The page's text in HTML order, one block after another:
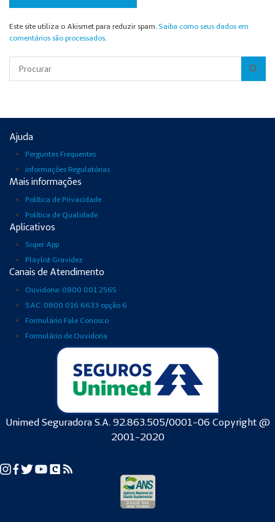
Este site utiliza o Akismet para reduzir spam. Saiba como seus dados em
comentários são processados
Ajuda
Perguntas Frequentes
informações Regulatórias
Mais informações
Política de Privacidade
Política de Qualidade
Aplicativos
Super App
Playlist Gravidez
Canais de Atendimento
Ouvidoria: 0800 001 2565
SAC: 0800 016 6633 opção 6
Formulário Fale Conosco
Formulário de Ouvidoria
Unimed Seguradora S.A. 92.863.505/0001-06 Copyright @
2001-2020